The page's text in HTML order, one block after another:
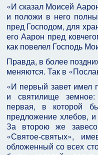
«И сказал Моисей
и положи в него
пред Господом, для
его Аарон пред
как повелел Господь
Правда, в более
меняются. Так в
«И первый завет имел
и святилище
первая, в которой
предложение хлебов, и
За второю же
«Святое-святых»,
обложенный со всех